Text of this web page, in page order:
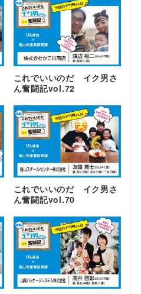
これでいいのだ イク男さ
ん奮闘記vol.72
これでいいのだ イク男さ
ん奮闘記vol.70